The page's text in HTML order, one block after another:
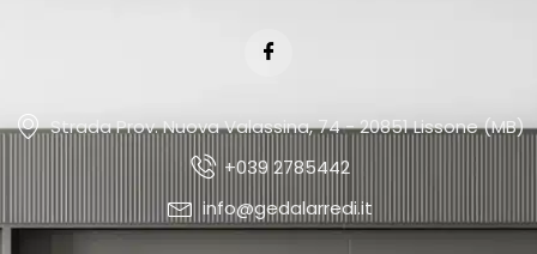
Strada Prov. Nuova Valassina, 74 - 20851 Lissone (MB)
+039 2785442
info@gedalarredi.it